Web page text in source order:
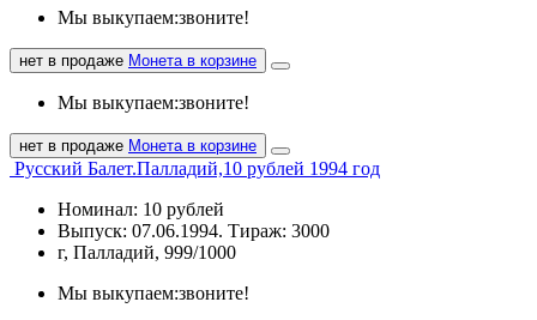
Мы выкупаем:звоните!
нет в продаже Монета в корзине
Мы выкупаем:звоните!
нет в продаже Монета в корзине
Русский Балет.Палладий,10 рублей 1994 год
Номинал: 10 рублей
Выпуск: 07.06.1994. Тираж: 3000
г, Палладий, 999/1000
Мы выкупаем:звоните!